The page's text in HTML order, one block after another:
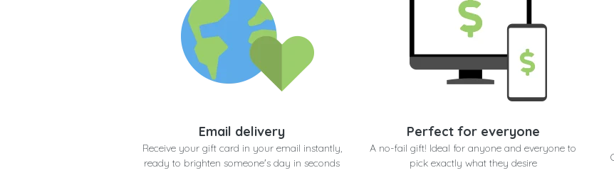
Email delivery
Receive your gift card in your email instantly,
ready to brighten someone's day in seconds
Perfect for everyone
A no-fail gift! Ideal for anyone and everyone to
pick exactly what they desire